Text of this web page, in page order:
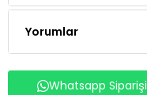
Yorumlar
Whatsapp Siparişi